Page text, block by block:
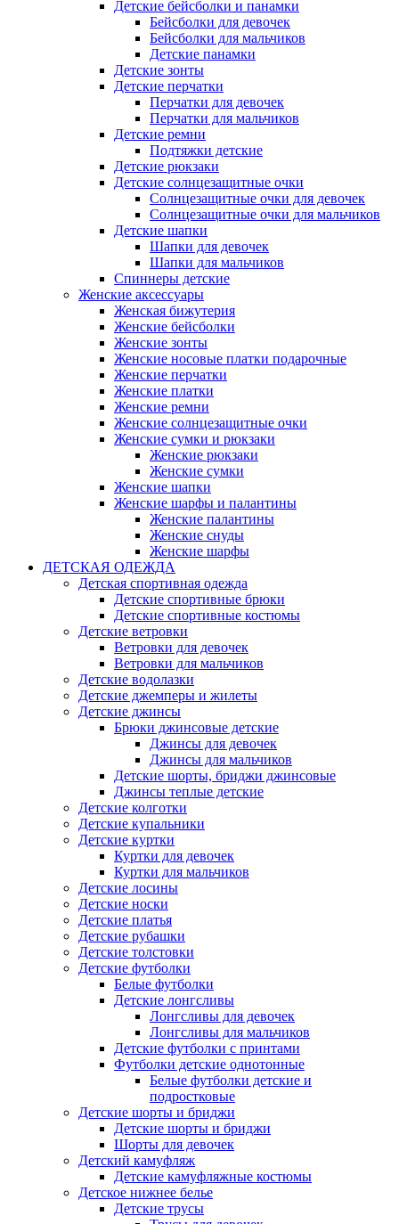
Детские бейсболки и панамки
Бейсболки для девочек
Бейсболки для мальчиков
Детские панамки
Детские зонты
Детские перчатки
Перчатки для девочек
Перчатки для мальчиков
Детские ремни
Подтяжки детские
Детские рюкзаки
Детские солнцезащитные очки
Солнцезащитные очки для девочек
Солнцезащитные очки для мальчиков
Детские шапки
Шапки для девочек
Шапки для мальчиков
Спиннеры детские
Женские аксессуары
Женская бижутерия
Женские бейсболки
Женские зонты
Женские носовые платки подарочные
Женские перчатки
Женские платки
Женские ремни
Женские солнцезащитные очки
Женские сумки и рюкзаки
Женские рюкзаки
Женские сумки
Женские шапки
Женские шарфы и палантины
Женские палантины
Женские снуды
Женские шарфы
ДЕТСКАЯ ОДЕЖДА
Детская спортивная одежда
Детские спортивные брюки
Детские спортивные костюмы
Детские ветровки
Ветровки для девочек
Ветровки для мальчиков
Детские водолазки
Детские джемперы и жилеты
Детские джинсы
Брюки джинсовые детские
Джинсы для девочек
Джинсы для мальчиков
Детские шорты, бриджи джинсовые
Джинсы теплые детские
Детские колготки
Детские купальники
Детские куртки
Куртки для девочек
Куртки для мальчиков
Детские лосины
Детские носки
Детские платья
Детские рубашки
Детские толстовки
Детские футболки
Белые футболки
Детские лонгсливы
Лонгсливы для девочек
Лонгсливы для мальчиков
Детские футболки с принтами
Футболки детские однотонные
Белые футболки детские и
подростковые
Детские шорты и бриджи
Детские шорты и бриджи
Шорты для девочек
Детский камуфляж
Детские камуфляжные костюмы
Детское нижнее белье
Детские трусы